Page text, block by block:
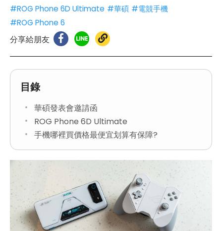
#ROG Phone 6D Ultimate #華碩 #電競手機
#ROG Phone 6
分享給朋友
目錄
華碩發表會邀請函
ROG Phone 6D Ultimate
手機哪裡買價格最便宜划算有保障?